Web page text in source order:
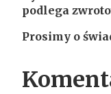
podlega
Prosimy o